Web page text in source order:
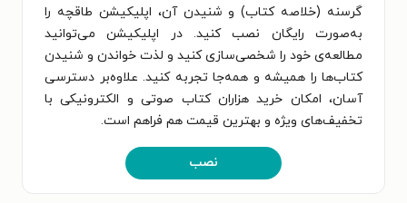
گرسنه (خلاصه کتاب) و شنیدن آن، اپلیکیشن طاقچه را
به‌صورت رایگان نصب کنید. در اپلیکیشن می‌توانید
مطالعه‌ی خود را شخصی‌سازی کنید و لذت خواندن و شنیدن
کتاب‌ها را همیشه و همه‌جا تجربه کنید. علاوه‌بر دسترسی
آسان، امکان خرید هزاران کتاب صوتی و الکترونیکی با
تخفیف‌های ویژه و بهترین قیمت هم فراهم است.
نصب